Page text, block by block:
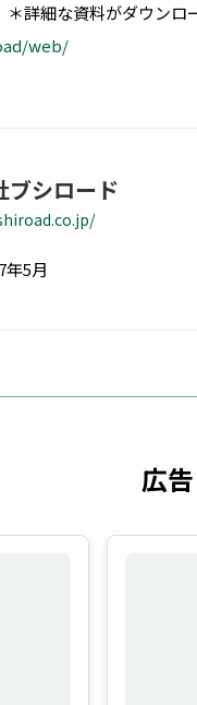
細な資料がダウンロ
web/
ブシロード
年5月
広